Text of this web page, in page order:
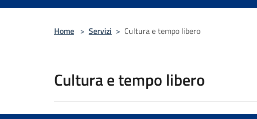
Home > Servizi > Cultura e tempo libero
Cultura e tempo libero